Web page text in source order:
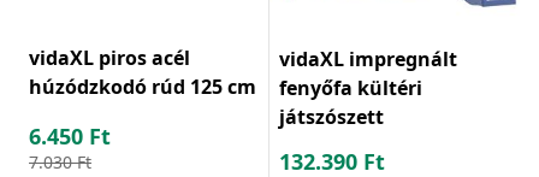
vidaXL piros acél
húzódzkodó rúd 125 cm
6.450 Ft
7.030 Ft
vidaXL impregnált
fenyőfa kültéri
játszószett
132.390 Ft